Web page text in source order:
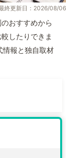
終更新日：2026/08/06
おすすめから
したりできま
情報と独自取材